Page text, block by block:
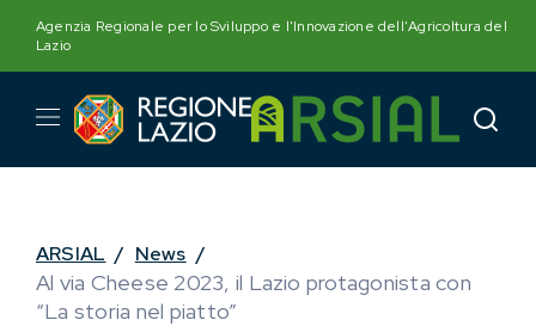
content
Agenzia Regionale per lo Sviluppo e l'Innovazione dell'Agricoltura del
Lazio
ARSIAL / News /
Al via Cheese 2023, il Lazio protagonista con
“La storia nel piatto”